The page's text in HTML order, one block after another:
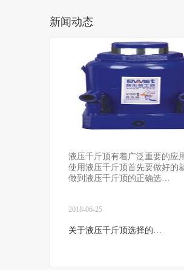
新闻动态
液压千斤顶有着广泛重要的应
使用液压千斤顶首先要做好的
做到液压千斤顶的正确选…
2018-06-25
关于液压千斤顶选择的…